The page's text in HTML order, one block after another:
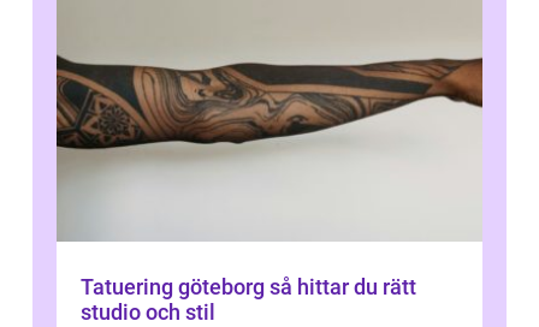
Tatuering göteborg så hittar du rätt
studio och stil